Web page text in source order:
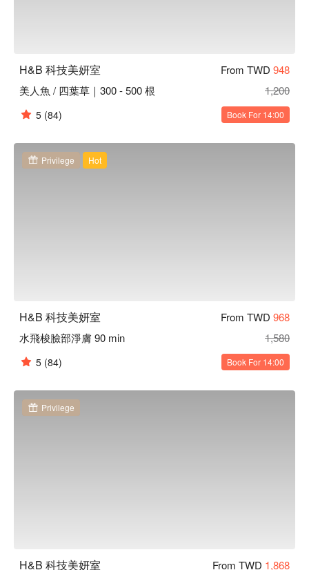
H&B 科技美妍室 From TWD 948
美人魚 / 四葉草｜300 - 500 根
1,200
5 (84) Book For 14:00
Privilege Hot
H&B 科技美妍室 From TWD 968
水飛梭臉部淨膚 90 min
1,580
5 (84) Book For 14:00
Privilege
H&B 科技美妍室 From TWD 1,868